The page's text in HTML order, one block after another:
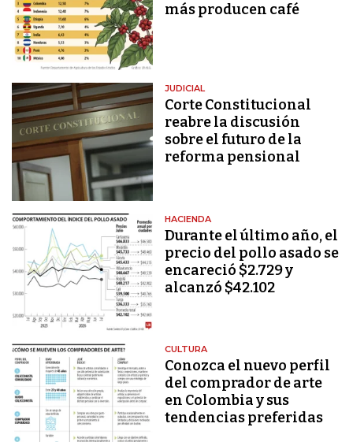
más producen café
JUDICIAL
Corte Constitucional
reabre la discusión
sobre el futuro de la
reforma pensional
HACIENDA
Durante el último año, el
precio del pollo asado se
encareció $2.729 y
alcanzó $42.102
CULTURA
Conozca el nuevo perfil
del comprador de arte
en Colombia y sus
tendencias preferidas